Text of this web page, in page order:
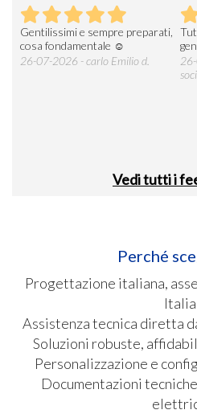
Gentilissimi e sempre preparati,
cosa fondamentale ☺️
26-07-2026 - carlo Emilio d.
Vedi tutti i
Perché
Progettazione italiana,
Italia
Assistenza tecnica diretta
Soluzioni robuste,
Personalizzazione e
Documentazioni